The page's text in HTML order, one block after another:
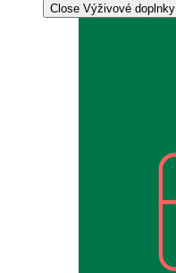
Close Výživové doplnky